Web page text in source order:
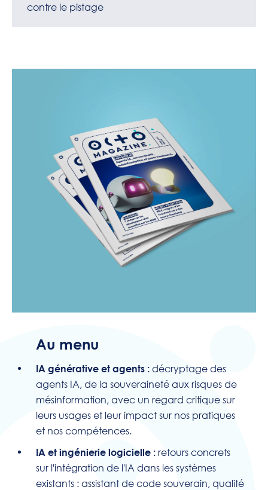
contre le pistage
Au menu
IA générative et agents : décryptage des
agents IA, de la souveraineté aux risques de
mésinformation, avec un regard critique sur
leurs usages et leur impact sur nos pratiques
et nos compétences.
IA et ingénierie logicielle : retours concrets
sur l'intégration de l'IA dans les systèmes
existants : assistant de code souverain, qualité